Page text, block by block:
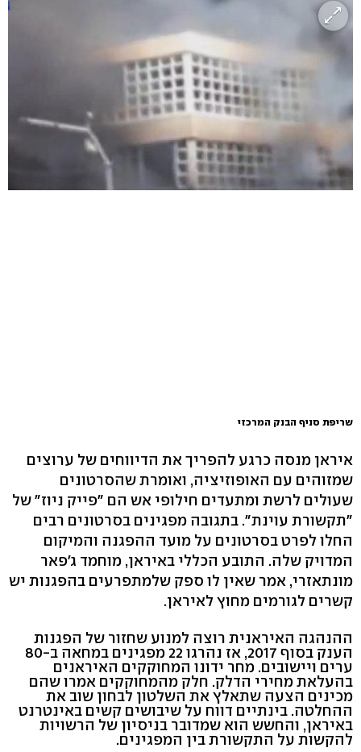
שריפת סניף הבנק המרכזי
איראן מנסה כרגע להפריך את הדיווחים של ערוצים
שמזוהים עם האופוזיציה, ואומרת שהסרטונים
שעולים לרשת ומתעדים חילופי אש הם "פייק ניוז" של
"תקשורת עוינת". בתגובה מפגינים בסרטונים רבים
החלו לפרט בסרטונים על מועד ההפגנה והמיקום
המדויק שלה. התובע הכללי באיראן, מוחמד ג'פאר
מונתאזרי, אמר שאין לו ספק שלמתפרעים בהפגנות יש
קשרים לגורמים מחוץ לאיראן.
ההנהגה האיראנית רוצה למנוע שחזור של הפגנות
הענק בסוף 2017, אז נהרגו 22 מפגינים במחאה ב-80
ערים ויישובים. מחר ידונו המחוקקים האיראנים
בהעלאת מחירי הדלק. חלק מהמחוקקים אמרו שהם
מכינים הצעה שתאלץ את השלטון לבחון שוב את
ההחלטה. בינתיים דווח על שיבושים קשים באינטרנט
באיראן, והחשש הוא שמדובר בניסיון של הרשויות
להקשות על התקשורת בין המפגינים.